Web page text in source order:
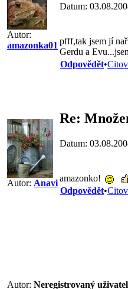
Autor:
amazonka01
Datum:
pfff,tak jsem jí
Gerdu a
Odpovědět•
Autor: Anavi
Re:
Datum:
amazonko!
Odpovědět•
Autor: Neregistrovaný